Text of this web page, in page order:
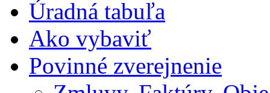
Úradná tabuľa
Ako vybaviť
Povinné zverejnenie